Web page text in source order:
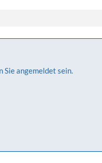
Sie angemeldet sein.